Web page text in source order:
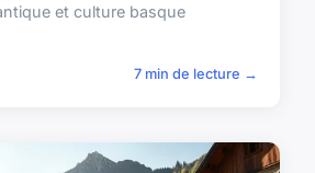
et culture basque
7 min de lecture →